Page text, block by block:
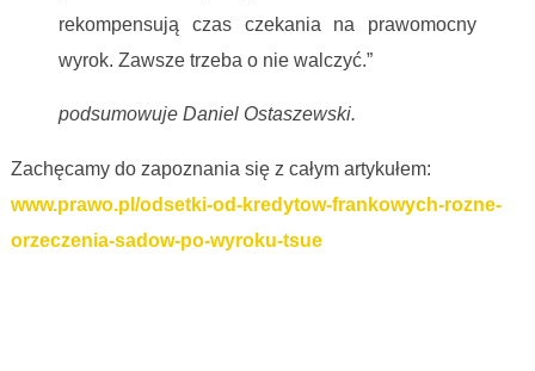
rekompensują czas czekania na prawomocny
wyrok. Zawsze trzeba o nie walczyć.”
podsumowuje Daniel Ostaszewski.
Zachęcamy do zapoznania się z całym artykułem:
www.prawo.pl/odsetki-od-kredytow-frankowych-rozne-
orzeczenia-sadow-po-wyroku-tsue